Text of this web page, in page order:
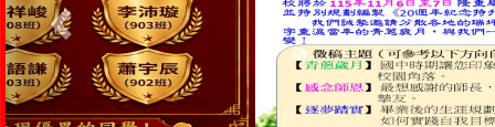
公告本校115學年度第
代理(課)教師甄選結果
「本色祭」8/29、30